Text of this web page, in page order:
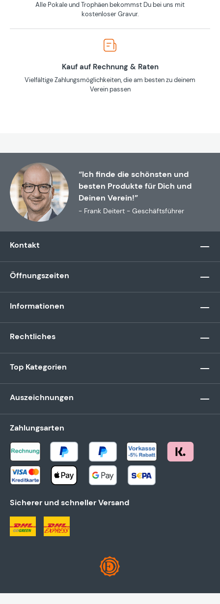
Alle Pokale und Trophäen bekommst Du bei uns mit
kostenloser Gravur.
Kauf auf Rechnung & Raten
Vielfältige Zahlungsmöglichkeiten, die am besten zu deinem
Verein passen
“Ich finde die schönsten und
besten Produkte für Dich und
Deinen Verein!”
- Frank Deitert - Geschäftsführer
Kontakt
Öffnungszeiten
Informationen
Rechtliches
Top Kategorien
Auszeichnungen
Zahlungsarten
Sicherer und schneller Versand